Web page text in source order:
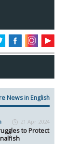
News in English
21 Apr 2024
to Protect